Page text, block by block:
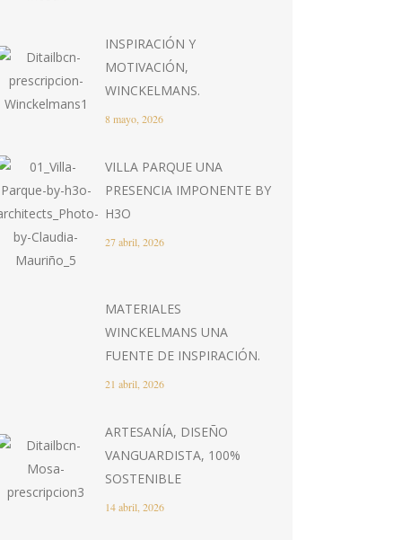
INSPIRACIÓN Y
MOTIVACIÓN,
WINCKELMANS.
8 mayo, 2026
VILLA PARQUE UNA
PRESENCIA IMPONENTE BY
H3O
27 abril, 2026
MATERIALES
WINCKELMANS UNA
FUENTE DE INSPIRACIÓN.
21 abril, 2026
ARTESANÍA, DISEÑO
VANGUARDISTA, 100%
SOSTENIBLE
14 abril, 2026